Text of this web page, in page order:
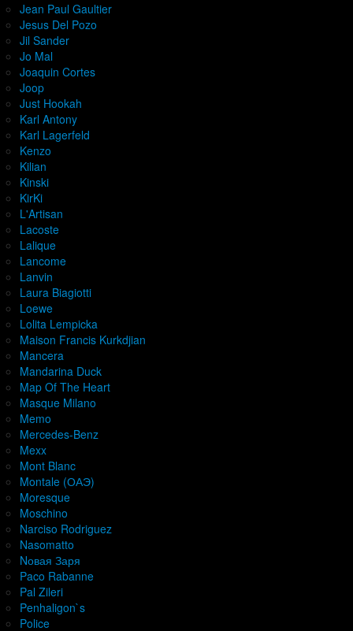
Jean Paul Gaultier
Jesus Del Pozo
Jil Sander
Jo Mal
Joaquin Cortes
Joop
Just Hookah
Karl Antony
Karl Lagerfeld
Kenzo
Kilian
Kinski
KirKi
L'Artisan
Lacoste
Lalique
Lancome
Lanvin
Laura Biagiotti
Loewe
Lolita Lempicka
Maison Francis Kurkdjian
Mancera
Mandarina Duck
Map Of The Heart
Masque Milano
Memo
Mercedes-Benz
Mexx
Mont Blanc
Montale (ОАЭ)
Moresque
Moschino
Narciso Rodriguez
Nasomatto
Nовая Заря
Paco Rabanne
Pal Zileri
Penhaligon`s
Police